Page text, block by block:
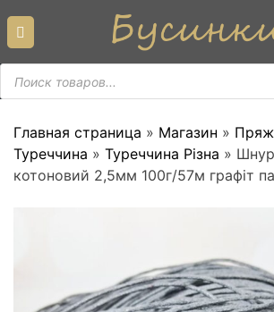
content
Пошук
товарів
Главная страница » Магазин »
Туреччина » Туреччина Різна »
котоновий 2,5мм 100г/57м графiт